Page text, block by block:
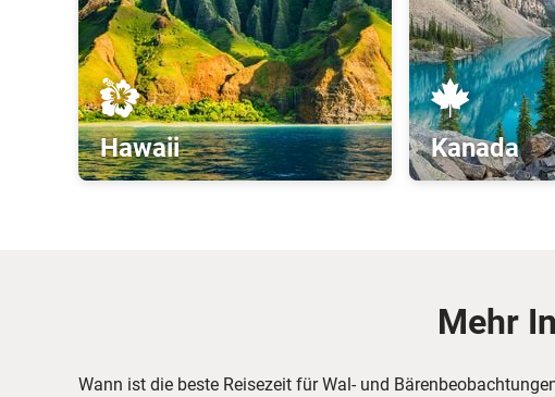
Hawaii Kanada
Mehr
Wann ist die beste Reisezeit für Wal- und